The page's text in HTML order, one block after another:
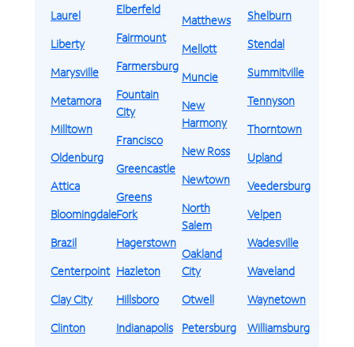
Laurel
Liberty
Marysville
Metamora
Milltown
Oldenburg
Attica
Bloomingdale
Brazil
Centerpoint
Clay City
Clinton
Elberfeld
Fairmount
Farmersburg
Fountain
City
Francisco
Greencastle
Greens
Fork
Hagerstown
Hazleton
Hillsboro
Indianapolis
Matthews
Mellott
Muncie
New
Harmony
New Ross
Newtown
North
Salem
Oakland
City
Otwell
Petersburg
Shelburn
Stendal
Summitville
Tennyson
Thorntown
Upland
Veedersburg
Velpen
Wadesville
Waveland
Waynetown
Williamsburg